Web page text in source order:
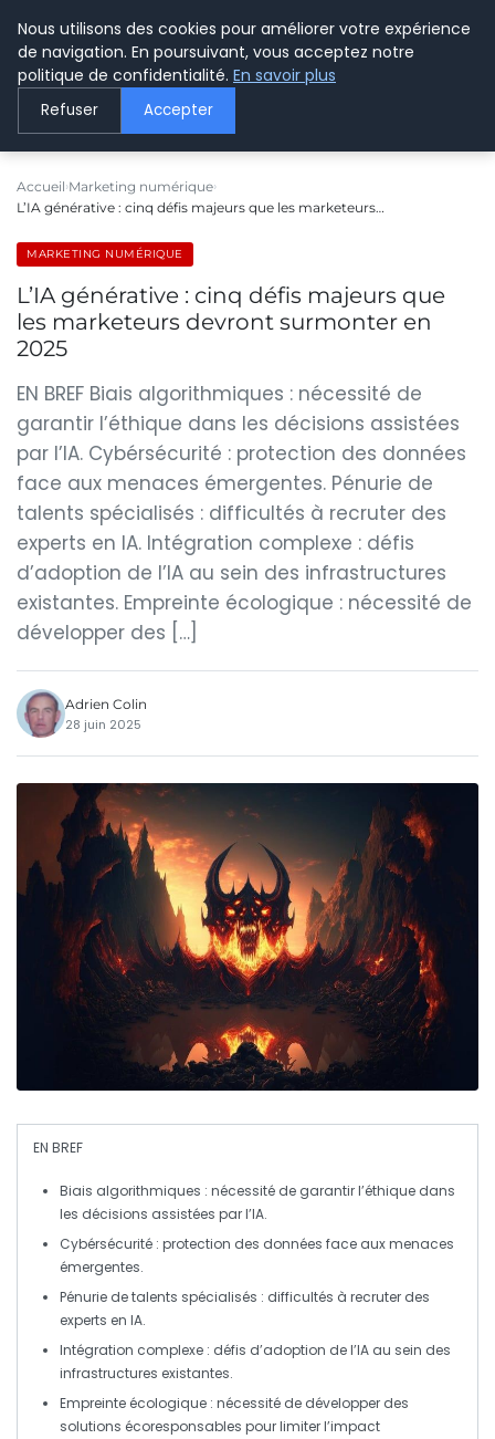
LE WEBMARKETING
Accueil Marketing numérique
L’IA générative : cinq défis majeurs que les marketeurs…
MARKETING NUMÉRIQUE
L’IA générative : cinq défis majeurs que
les marketeurs devront surmonter en
2025
EN BREF Biais algorithmiques : nécessité de
garantir l’éthique dans les décisions assistées
par l’IA. Cybérsécurité : protection des données
face aux menaces émergentes. Pénurie de
talents spécialisés : difficultés à recruter des
experts en IA. Intégration complexe : défis
d’adoption de l’IA au sein des infrastructures
existantes. Empreinte écologique : nécessité de
développer des […]
Adrien Colin
28 juin 2025
EN BREF
Biais algorithmiques : nécessité de garantir l’éthique dans
les décisions assistées par l’IA.
Cybérsécurité : protection des données face aux menaces
émergentes.
Pénurie de talents spécialisés : difficultés à recruter des
experts en IA.
Intégration complexe : défis d’adoption de l’IA au sein des
infrastructures existantes.
Empreinte écologique : nécessité de développer des
solutions écoresponsables pour limiter l’impact
Nous utilisons des cookies pour améliorer votre expérience
de navigation. En poursuivant, vous acceptez notre
politique de confidentialité. En savoir plus
Refuser Accepter